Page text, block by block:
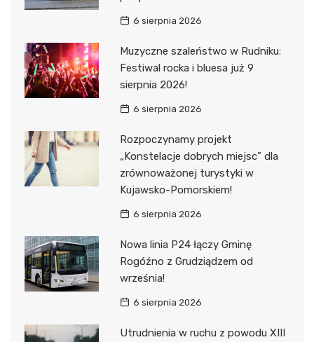
6 sierpnia 2026
Muzyczne szaleństwo w Rudniku:
Festiwal rocka i bluesa już 9
sierpnia 2026!
6 sierpnia 2026
Rozpoczynamy projekt
„Konstelacje dobrych miejsc” dla
zrównoważonej turystyki w
Kujawsko-Pomorskiem!
6 sierpnia 2026
Nowa linia P24 łączy Gminę
Rogóźno z Grudziądzem od
września!
6 sierpnia 2026
Utrudnienia w ruchu z powodu XIII